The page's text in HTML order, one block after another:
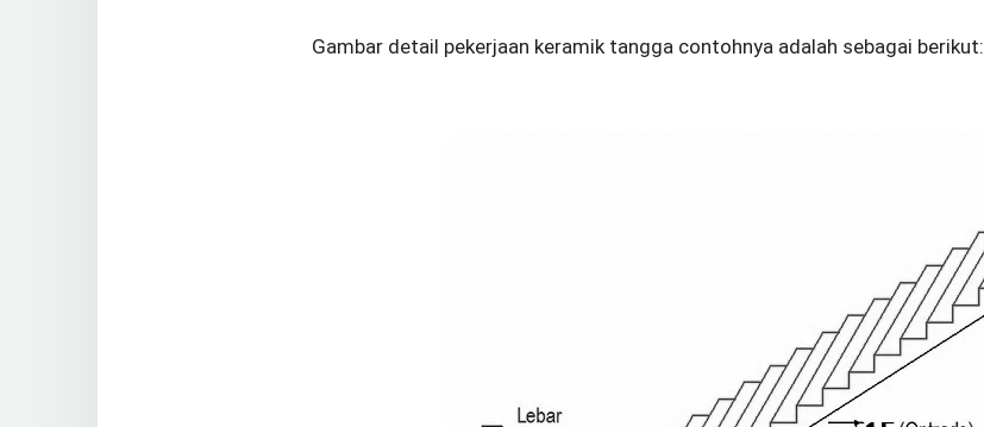
Gambar detail pekerjaan keramik tangga contohnya adalah sebagai berikut: